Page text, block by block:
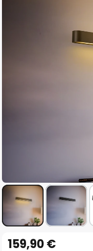
Anfang
159,90 €